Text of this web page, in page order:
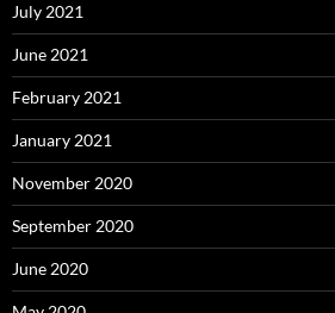
July 2021
June 2021
February 2021
January 2021
November 2020
September 2020
June 2020